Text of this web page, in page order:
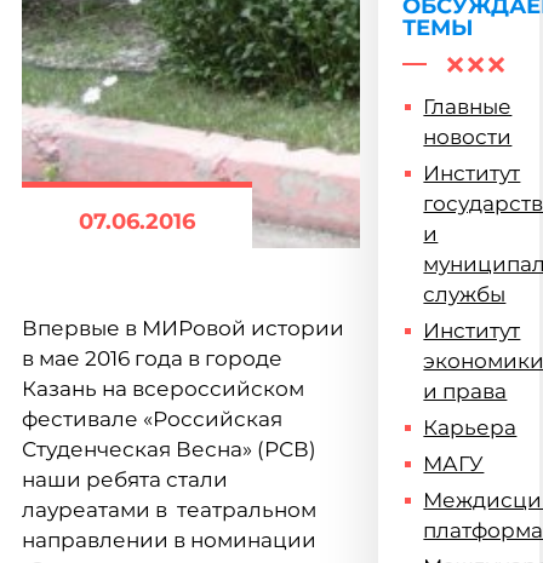
07.06.2016
Впервые в МИРовой истории
в мае 2016 года в городе
Казань на всероссийском
фестивале «Российская
Студенческая Весна» (РСВ)
наши ребята стали
лауреатами в театральном
направлении в номинации
ТЕМЫ
Главные
новости
Институт
и
службы
Институт
и права
Карьера
МАГУ
платформа